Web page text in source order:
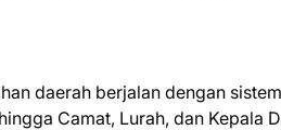
daerah berjalan dengan
Camat, Lurah, dan Kepala